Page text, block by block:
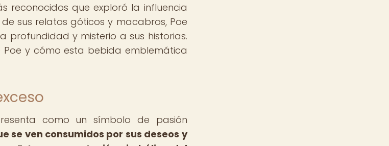
reconocidos que exploró la influencia
sus relatos góticos y macabros, Poe
profundidad y misterio a sus historias.
Poe y cómo esta bebida emblemática
como un símbolo de pasión
se ven consumidos por sus deseos y